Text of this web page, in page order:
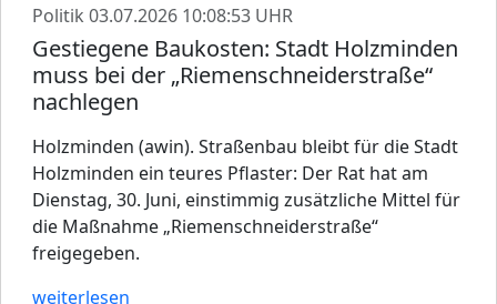
Politik 03.07.2026 10:08:53 UHR
Gestiegene Baukosten: Stadt Holzminden
muss bei der „Riemenschneiderstraße“
nachlegen
Holzminden (awin). Straßenbau bleibt für die Stadt
Holzminden ein teures Pflaster: Der Rat hat am
Dienstag, 30. Juni, einstimmig zusätzliche Mittel für
die Maßnahme „Riemenschneiderstraße“
freigegeben.
weiterlesen